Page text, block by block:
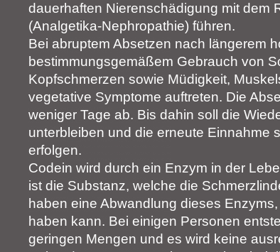
dauerhaften Nierenschädigung mit dem
(Analgetika-Nephropathie) führen.
Bei abruptem Absetzen nach längerem
bestimmungsgemäßem Gebrauch von
Kopfschmerzen sowie Müdigkeit,
vegetative Symptome auftreten. Die
weniger Tage ab. Bis dahin soll die
unterbleiben und die erneute Einnahme
erfolgen.
Codein wird durch ein Enzym in der
ist die Substanz, welche die
haben eine Abwandlung dieses
haben kann. Bei einigen Personen
geringen Mengen und es wird keine